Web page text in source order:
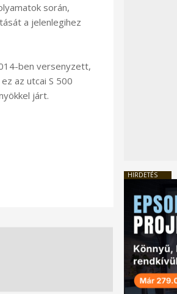
során,
a jelenlegihez
ben versenyzett,
az utcai S 500
járt.
HIRDETÉS